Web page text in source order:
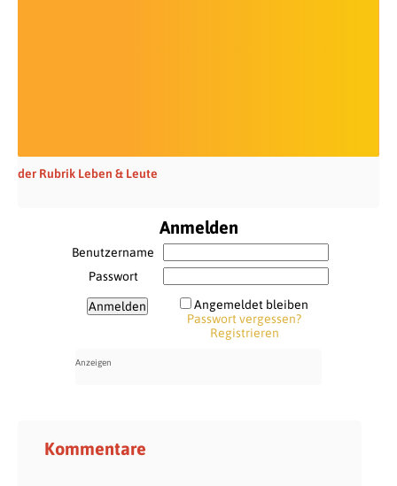
der Rubrik Leben & Leute
Anmelden
Benutzername
Passwort
Angemeldet bleiben
Passwort vergessen?
Registrieren
Kommentare